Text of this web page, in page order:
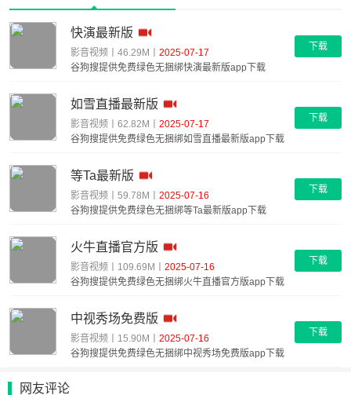
下载
快演最新版
影音视频丨46.29M丨 2025-07-17
谷狗搜提供免费绿色无捆绑快演最新版app下载
下载
如雪直播最新版
影音视频丨62.82M丨 2025-07-17
谷狗搜提供免费绿色无捆绑如雪直播最新版app下载
下载
等Ta最新版
影音视频丨59.78M丨 2025-07-16
谷狗搜提供免费绿色无捆绑等Ta最新版app下载
下载
火牛直播官方版
影音视频丨109.69M丨 2025-07-16
谷狗搜提供免费绿色无捆绑火牛直播官方版app下载
下载
中视秀场免费版
影音视频丨15.90M丨 2025-07-16
谷狗搜提供免费绿色无捆绑中视秀场免费版app下载
网友评论